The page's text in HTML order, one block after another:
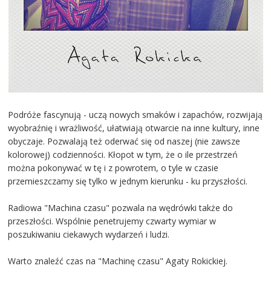
Podróże fascynują - uczą nowych smaków i zapachów, rozwijają
wyobraźnię i wrażliwość, ułatwiają otwarcie na inne kultury, inne
obyczaje. Pozwalają też oderwać się od naszej (nie zawsze
kolorowej) codzienności. Kłopot w tym, że o ile przestrzeń
można pokonywać w tę i z powrotem, o tyle w czasie
przemieszczamy się tylko w jednym kierunku - ku przyszłości.
Radiowa "Machina czasu" pozwala na wędrówki także do
przeszłości. Wspólnie penetrujemy czwarty wymiar w
poszukiwaniu ciekawych wydarzeń i ludzi.
Warto znaleźć czas na "Machinę czasu" Agaty Rokickiej.